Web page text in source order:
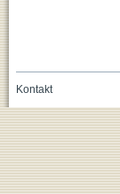
Kontakt